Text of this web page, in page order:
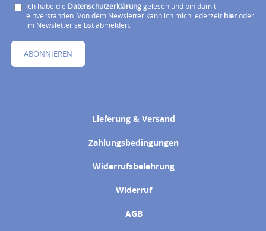
Ich habe die Datenschutzerklärunggelesen und bin damit
einverstanden. Von dem Newsletter kann ich mich jederzeit hieroder
im Newsletter selbst abmelden.
ABONNIEREN
Lieferung & Versand
Zahlungsbedingungen
Widerrufsbelehrung
Widerruf
AGB